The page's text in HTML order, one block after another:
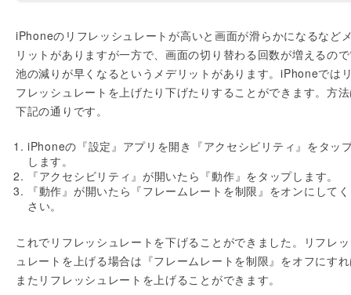
iPhoneのリフレッシュレートが高いと画面が滑らかになるなど
リットがありますが一方で、画面の切り替わる回数が増えるの
池の減りが早くなるというメデリットがあります。iPhoneでは
フレッシュレートを上げたり下げたりすることができます。方
下記の通りです。
iPhoneの『設定』アプリを開き『アクセシビリティ』をタッ
します。
『アクセシビリティ』が開いたら『動作』をタップします。
『動作』が開いたら『フレームレートを制限』をオンにして
さい。
これでリフレッシュレートを下げることができました。リフレ
ュレートを上げる場合は『フレームレートを制限』をオフにす
またリフレッシュレートを上げることができます。